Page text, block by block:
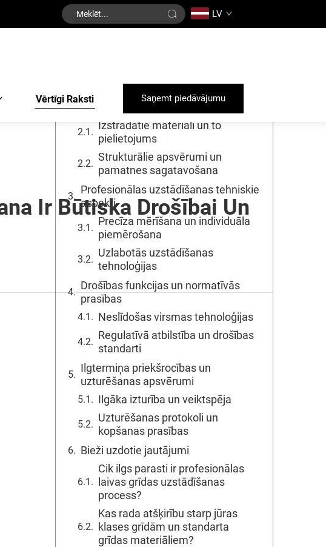
LV
Vērtīgi Raksti Saņemt piedāvājumu
Ir Būtiska Drošībai Un
Satura rādītājs
Profesionālu jūras grīdu sistēmu
būtiskās sastāvdaļas
Izstrādātie materiāli un to
pielietojums
Strukturālie apsvērumi un
pamatnes sagatavošana
Profesionālas uzstādīšanas tehniskie
aspekti
Precīza mērīšana un individuāla
piemērošana
Uzlabotās uzstādīšanas
tehnoloģijas
Drošības funkcijas un normatīvās
prasības
Neslīdošas virsmas tehnoloģijas
Regulatīvā atbilstība un drošības
standarti
Ilgtermiņa priekšrocības un
uzturēšanas apsvērumi
Ilgāka izturība un veiktspēja
Uzturēšanas protokoli un
kopšanas prasības
Bieži uzdotie jautājumi
Cik ilgs parasti ir profesionālas
laivas grīdas uzstādīšanas
process?
Kas rada atšķirību starp jūras
klases grīdām un standarta
grīdas materiāliem?